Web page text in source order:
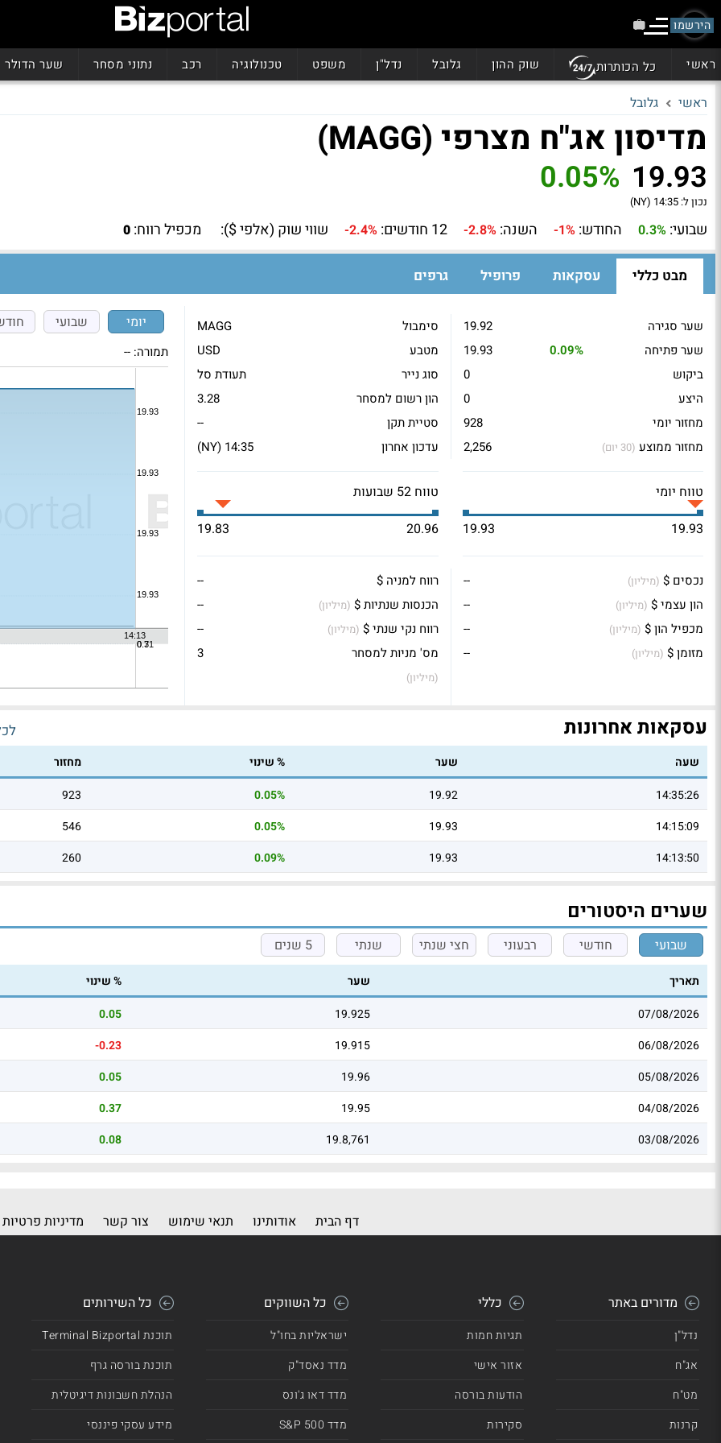
הירשמו
ראשי כל הכותרות שוק ההון גלובל נדל"ן משפט טכנולוגיה רכב נתוני מסחר שער הדולר
ראשי גלובל
מדיסון אג"ח מצרפי (MAGG)
19.93
0.05%
נכון ל: 14:35 (NY)
שבועי: 0.3% החודש: -1% השנה: -2.8% 12 חודשים: -2.4% שווי שוק (אלפי $): מכפיל רווח: 0
מבט כללי עסקאות פרופיל גרפים
שער סגירה
19.92
שער פתיחה
0.09%
19.93
ביקוש
0
היצע
0
מחזור יומי
928
מחזור ממוצע (30 יום) 2,256
סימבול
MAGG
מטבע
USD
סוג נייר
תעודת סל
הון רשום למסחר
3.28
סטיית תקן
--
עדכון אחרון
14:35 (NY)
טווח יומי
19.93
19.93
טווח 52 שבועות
20.96
19.83
נכסים $ (מיליון)
--
הון עצמי $ (מיליון)
--
מכפיל הון $ (מיליון)
--
מזומן $ (מיליון) --
רווח למניה $
--
הכנסות שנתיות $ (מיליון)
--
רווח נקי שנתי $ (מיליון)
--
מס' מניות למסחר
(מיליון)
3
יומי שבועי
תמורה: --
עסקאות אחרונות
שעה שער % שינוי
מחזור
14:35:26
19.92
0.05%
923
14:15:09
19.93
0.05%
546
14:13:50
19.93
0.09%
260
שערים היסטורים
שבועי חודשי רבעוני חצי שנתי שנתי 5 שנים
תאריך שער
% שינוי
07/08/2026
19.925
0.05
06/08/2026
19.915
-0.23
05/08/2026
19.96
0.05
04/08/2026
19.95
0.37
03/08/2026
19.8,761
0.08
דף הבית אודותינו תנאי שימוש צור קשר מדיניות פרטיות
מדורים באתר
נדל"ן
אג"ח
מט"ח
קרנות
כללי
תגיות חמות
אזור אישי
הודעות בורסה
סקירות
כל השווקים
ישראליות בחו"ל
מדד נאסד"ק
מדד דאו ג'ונס
מדד 500 S&P
כל השירותים
תוכנת Terminal Bizportal
תוכנת בורסה גרף
הנהלת חשבונות דיגיטלית
מידע עסקי פיננסי